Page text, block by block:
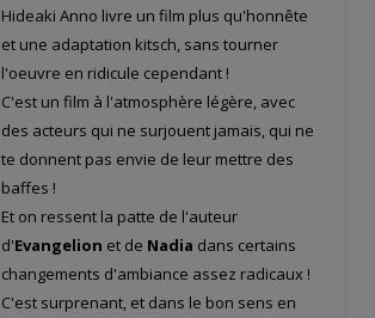
Hideaki Anno livre un film plus qu'honnête
et une adaptation kitsch, sans tourner
l'oeuvre en ridicule cependant !
C'est un film à l'atmosphère légère, avec
des acteurs qui ne surjouent jamais, qui ne
te donnent pas envie de leur mettre des
baffes !
Et on ressent la patte de l'auteur
d'Evangelion et de Nadia dans certains
changements d'ambiance assez radicaux !
C'est surprenant, et dans le bon sens en